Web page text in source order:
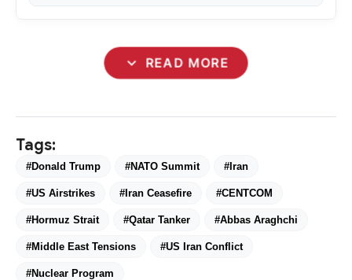
expand_more READ MORE
Tags:
#Donald Trump #NATO Summit #Iran
#US Airstrikes #Iran Ceasefire #CENTCOM
#Hormuz Strait #Qatar Tanker #Abbas Araghchi
#Middle East Tensions #US Iran Conflict
#Nuclear Program